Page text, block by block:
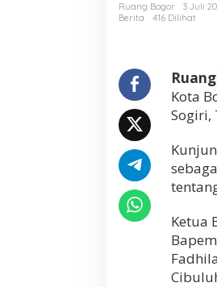
Ruang Bogor
3 Juli
Berita
416 Dilihat
Kota
Sogiri,
​Ketua